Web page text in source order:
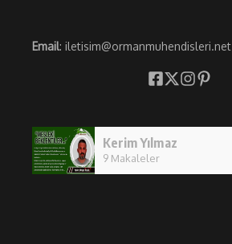
Email: iletisim@ormanmuhendisleri.net
Kerim Yılmaz
9 Makaleler